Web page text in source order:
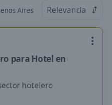
Aires Relevancia
para Hotel en
hotelero